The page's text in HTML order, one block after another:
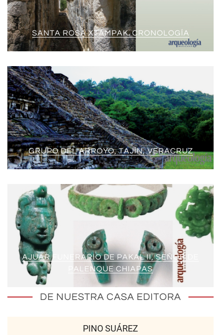
SANTA ROSA XTAMPAK. CRONOLOGÍA
GRUPO DEL ARROYO, TAJÍN, VERACRUZ
AJUAR FUNERARIO DE PAKAL II, SEÑOR DE
PALENQUE CHIAPAS
DE NUESTRA CASA EDITORA
PINO SUÁREZ